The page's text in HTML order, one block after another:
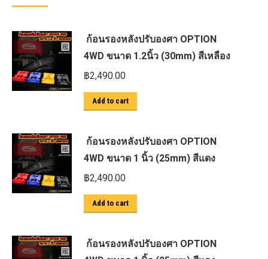
ก้อนรองหลังปรับองศา OPTION
4WD ขนาด 1.2นิ้ว (30mm) สีเหลือง
฿2,490.00
Add to cart
ก้อนรองหลังปรับองศา OPTION
4WD ขนาด 1 นิ้ว (25mm) สีแดง
฿2,490.00
Add to cart
ก้อนรองหลังปรับองศา OPTION